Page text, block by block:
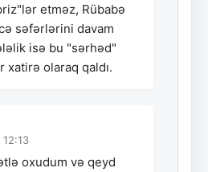
etməz, Rübabə
səfərlərini davam
isə bu "sərhəd"
xatirə olaraq qaldı.
oxudum və qeyd